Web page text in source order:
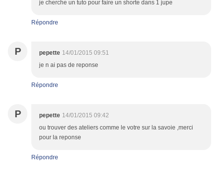
je cherche un tuto pour faire un shorte dans 1 jupe
Répondre
P pepette 14/01/2015 09:51
je n ai pas de reponse
Répondre
P pepette 14/01/2015 09:42
ou trouver des ateliers comme le votre sur la savoie ,merci
pour la reponse
Répondre